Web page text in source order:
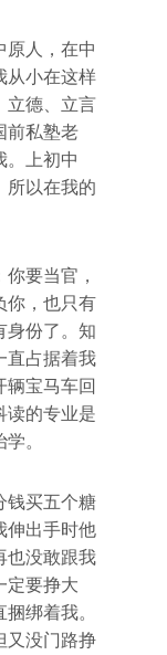
原人，在中
从小在这样
立德、立言
前私塾老
。上初中
所以在我的
要当官，
你，也只有
身份了。知
直占据着我
辆宝马车回
读的专业是
。
钱买五个糖
伸出手时他
也没敢跟我
定要挣大
绑着我。
又没门路挣